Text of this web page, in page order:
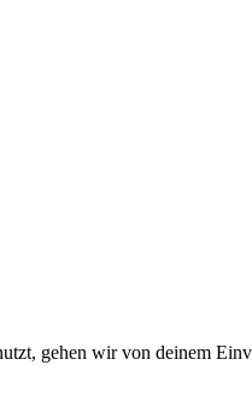
gehen wir von deinem